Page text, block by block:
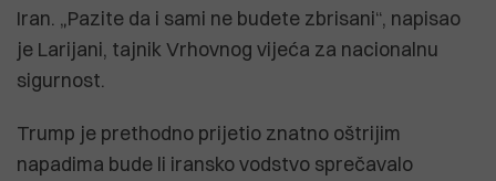
Iran. „Pazite da i sami ne budete zbrisani“, napisao
je Larijani, tajnik Vrhovnog vijeća za nacionalnu
sigurnost.
Trump je prethodno prijetio znatno oštrijim
napadima bude li iransko vodstvo sprečavalo